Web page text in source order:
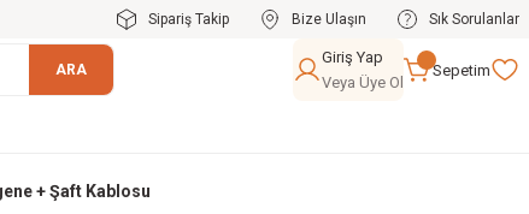
Sipariş Takip Bize Ulaşın Sık Sorulanlar
ARA
Giriş Yap
Veya Üye Ol
Sepetim
+ Şaft Kablosu